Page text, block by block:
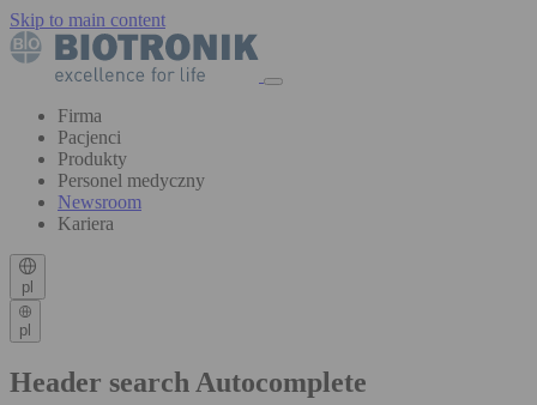
Skip to main content
Firma
Pacjenci
Produkty
Personel medyczny
Newsroom
Kariera
pl
pl
Header search Autocomplete